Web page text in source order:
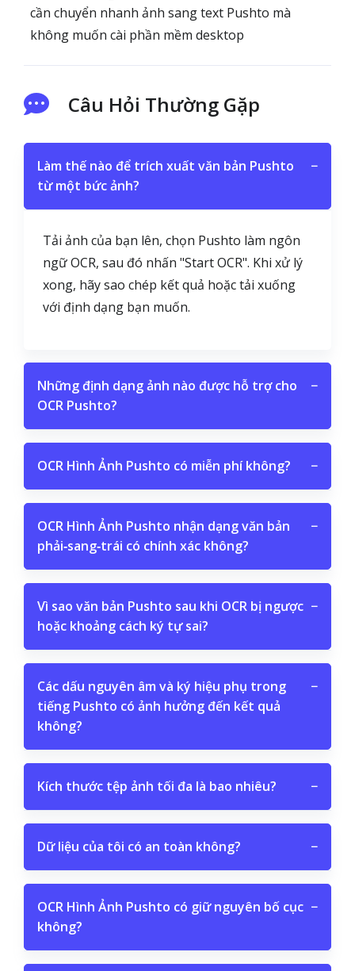
cần chuyển nhanh ảnh sang text Pushto mà
không muốn cài phần mềm desktop
Câu Hỏi Thường Gặp
Làm thế nào để trích xuất văn bản Pushto
từ một bức ảnh?
−
Tải ảnh của bạn lên, chọn Pushto làm ngôn
ngữ OCR, sau đó nhấn "Start OCR". Khi xử lý
xong, hãy sao chép kết quả hoặc tải xuống
với định dạng bạn muốn.
Những định dạng ảnh nào được hỗ trợ cho
OCR Pushto?
−
OCR Hình Ảnh Pushto có miễn phí không? −
OCR Hình Ảnh Pushto nhận dạng văn bản
phải‑sang‑trái có chính xác không?
−
Vì sao văn bản Pushto sau khi OCR bị ngược
hoặc khoảng cách ký tự sai?
−
Các dấu nguyên âm và ký hiệu phụ trong
tiếng Pushto có ảnh hưởng đến kết quả
không?
−
Kích thước tệp ảnh tối đa là bao nhiêu? −
Dữ liệu của tôi có an toàn không? −
OCR Hình Ảnh Pushto có giữ nguyên bố cục
không?
−